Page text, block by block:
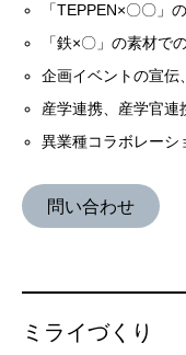
「TEPPEN×〇〇」
「鉄×〇」の素材で
企画イベントの宣伝
産学連携、産学官連
異業種コラボレーシ
問い合わせ
ミライづくり